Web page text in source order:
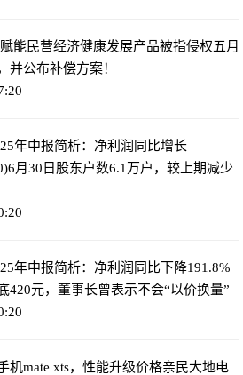
能民营经济健康发展产品被指侵权五月
并公布补偿方案！
年中报简析：净利润同比增长
月30日股东户数6.1万户，较上期减少
年中报简析：净利润同比下降191.8%
420元，董事长曾表示不会“以价换量”
机mate xts，性能升级价格亲民大地电